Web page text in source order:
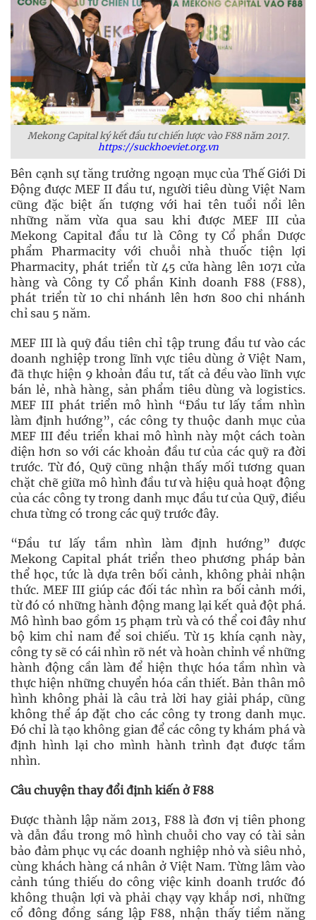
Mekong Capital ký kết đầu tư chiến lược vào F88 năm 2017.
https://suckhoeviet.org.vn
Bên cạnh sự tăng trưởng ngoạn mục của Thế Giới Di
Động được MEF II đầu tư, người tiêu dùng Việt Nam
cũng đặc biệt ấn tượng với hai tên tuổi nổi lên
những năm vừa qua sau khi được MEF III của
Mekong Capital đầu tư là Công ty Cổ phần Dược
phẩm Pharmacity với chuỗi nhà thuốc tiện lợi
Pharmacity, phát triển từ 45 cửa hàng lên 1071 cửa
hàng và Công ty Cổ phần Kinh doanh F88 (F88),
phát triển từ 10 chi nhánh lên hơn 800 chi nhánh
chỉ sau 5 năm.
MEF III là quỹ đầu tiên chỉ tập trung đầu tư vào các
doanh nghiệp trong lĩnh vực tiêu dùng ở Việt Nam,
đã thực hiện 9 khoản đầu tư, tất cả đều vào lĩnh vực
bán lẻ, nhà hàng, sản phẩm tiêu dùng và logistics.
MEF III phát triển mô hình “Đầu tư lấy tầm nhìn
làm định hướng”, các công ty thuộc danh mục của
MEF III đều triển khai mô hình này một cách toàn
diện hơn so với các khoản đầu tư của các quỹ ra đời
trước. Từ đó, Quỹ cũng nhận thấy mối tương quan
chặt chẽ giữa mô hình đầu tư và hiệu quả hoạt động
của các công ty trong danh mục đầu tư của Quỹ, điều
chưa từng có trong các quỹ trước đây.
“Đầu tư lấy tầm nhìn làm định hướng” được
Mekong Capital phát triển theo phương pháp bản
thể học, tức là dựa trên bối cảnh, không phải nhận
thức. MEF III giúp các đối tác nhìn ra bối cảnh mới,
từ đó có những hành động mang lại kết quả đột phá.
Mô hình bao gồm 15 phạm trù và có thể coi đây như
bộ kim chỉ nam để soi chiếu. Từ 15 khía cạnh này,
công ty sẽ có cái nhìn rõ nét và hoàn chỉnh về những
hành động cần làm để hiện thực hóa tầm nhìn và
thực hiện những chuyển hóa cần thiết. Bản thân mô
hình không phải là câu trả lời hay giải pháp, cũng
không thể áp đặt cho các công ty trong danh mục.
Đó chỉ là tạo không gian để các công ty khám phá và
định hình lại cho mình hành trình đạt được tầm
nhìn.
Câu chuyện thay đổi định kiến ở F88
Được thành lập năm 2013, F88 là đơn vị tiên phong
và dẫn đầu trong mô hình chuỗi cho vay có tài sản
bảo đảm phục vụ các doanh nghiệp nhỏ và siêu nhỏ,
cùng khách hàng cá nhân ở Việt Nam. Từng lâm vào
cảnh túng thiếu do công việc kinh doanh trước đó
không thuận lợi và phải chạy vạy khắp nơi, những
cổ đông đồng sáng lập F88, nhận thấy tiềm năng